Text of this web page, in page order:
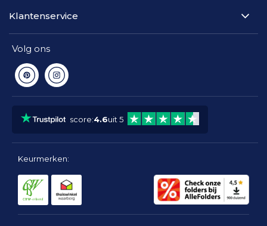
Klantenservice
Volg ons
PinterestInstagram
score:4.6uit 5
Keurmerken: